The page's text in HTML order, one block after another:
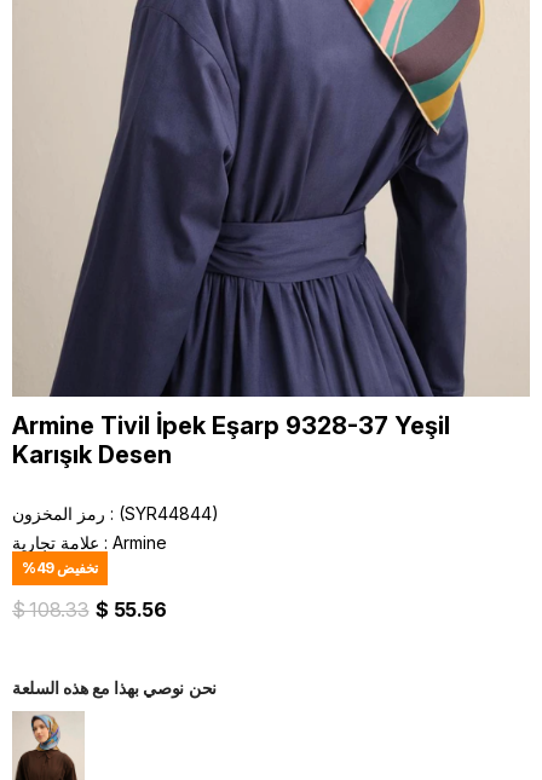
Armine Tivil İpek Eşarp 9328-37 Yeşil
Karışık Desen
رمز المخزون
(SYR44844)
علامة تجارية : Armine
%49تخفيض
$ 108.33 $ 55.56
نحن نوصي بهذا مع هذه السلعة